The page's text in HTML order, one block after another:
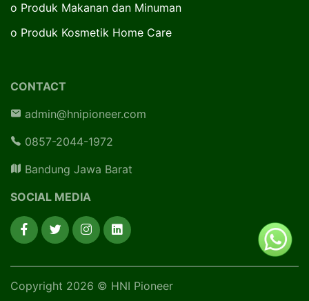
o Produk Makanan dan Minuman
o Produk Kosmetik Home Care
CONTACT
admin@hnipioneer.com
0857-2044-1972
Bandung Jawa Barat
SOCIAL MEDIA
Copyright 2026 © HNI Pioneer